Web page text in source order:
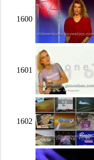
1600
1601
1602